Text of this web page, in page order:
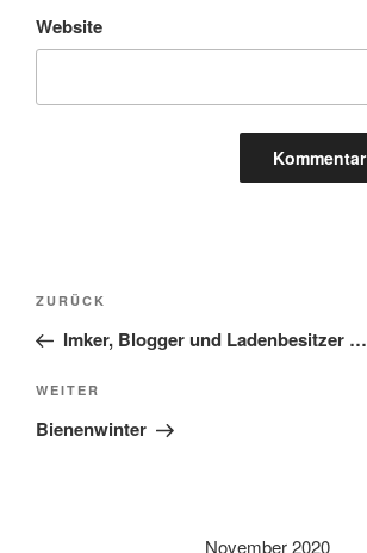
Website
e
r
a
t
Beitragsnavigation
Vorheriger
Beitrag
ZURÜCK
Imker, Blogger und Ladenbesitzer …
Nächster
Beitrag
WEITER
Bienenwinter
November 2020